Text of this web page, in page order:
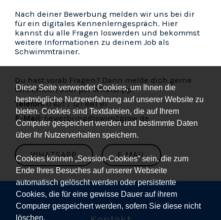
Diese Seite verwendet Cookies, um Ihnen die
bestmögliche Nutzererfahrung auf unserer Website zu
bieten. Cookies sind Textdateien, die auf Ihrem
Computer gespeichert werden und bestimmte Daten
über Ihr Nutzerverhalten speichern.
Cookies können „Session-Cookies“ sein, die zum
Ende Ihres Besuches auf unserer Webseite
automatisch gelöscht werden oder persistente
Cookies, die für eine gewisse Dauer auf ihrem
Computer gespeichert werden, sofern Sie diese nicht
löschen.
Nach deiner Bewerbung melden wir uns bei dir
für ein digitales Kennenlerngespräch. Hier
kannst du alle Fragen loswerden und bekommst
weitere Informationen zu deinem Job als
Schwimmtrainer.
Du hast vorab Fragen? Dann melde dich gerne
telefonisch oder per WhatsApp!
Telefon:0 621 / 121 881 91
E-Mail: bewerbung@swim2grow.de
WHATSAPP E-MAIL